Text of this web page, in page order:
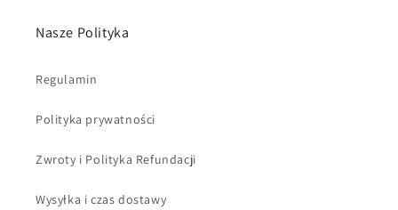
Nasze Polityka
Regulamin
Polityka prywatności
Zwroty i Polityka Refundacji
Wysyłka i czas dostawy